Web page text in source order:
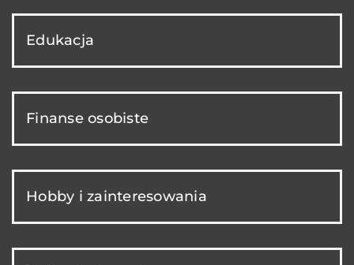
Edukacja
Finanse osobiste
Hobby i zainteresowania